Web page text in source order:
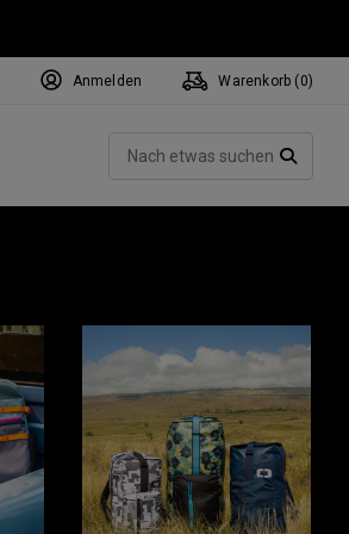
Anmelden Warenkorb ( 0)